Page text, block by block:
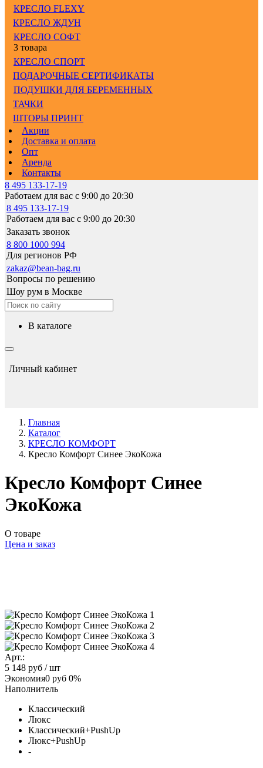
КРЕСЛО FLEXY
КРЕСЛО ЖДУН
КРЕСЛО СОФТ
3 товара
КРЕСЛО СПОРТ
ПОДАРОЧНЫЕ СЕРТИФИКАТЫ
ПОДУШКИ ДЛЯ БЕРЕМЕННЫХ
ТАЧКИ
ШТОРЫ ПРИНТ
Акции
Доставка и оплата
Опт
Аренда
Контакты
8 495 133-17-19
Работаем для вас с 9:00 до 20:30
8 495 133-17-19
Работаем для вас с 9:00 до 20:30
Заказать звонок
8 800 1000 994
Для регионов РФ
zakaz@bean-bag.ru
Вопросы по решению
Шоу рум в Москве
в каталоге
Личный кабинет
Главная
Каталог
КРЕСЛО КОМФОРТ
Кресло Комфорт Синее ЭкоКожа
Кресло Комфорт Синее
ЭкоКожа
О товаре
Цена и заказ
Арт.:
5 148 руб / шт
Экономия0 руб 0%
Наполнитель
Классический
Люкс
Классический+PushUp
Люкс+PushUp
-